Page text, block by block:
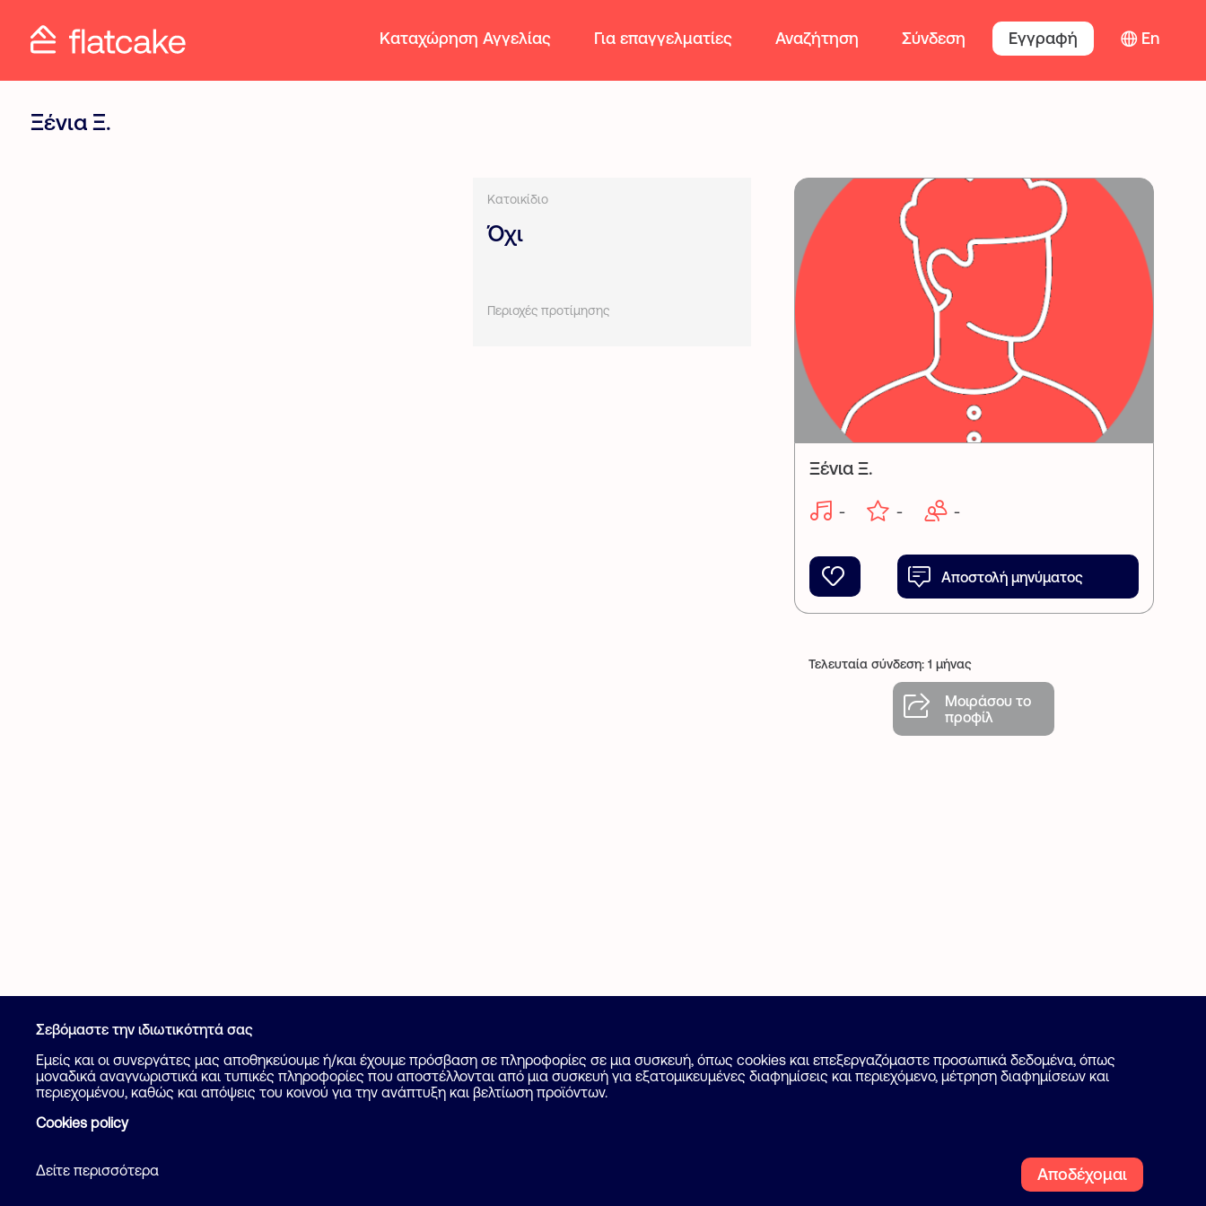
Καταχώρηση Αγγελίας Για επαγγελματίες Αναζήτηση Σύνδεση Εγγραφή En
Ξένια Ξ.
Κατοικίδιο
Όχι
Περιοχές προτίμησης
Ξένια Ξ.
- - -
Αποστολή μηνύματος
Τελευταία σύνδεση: 1 μήνας
Μοιράσου το
προφίλ
Βοήθεια Επικοινωνία Ψάξε επαγγελματία
2026 Flatcake. All rights reserved
Ακολουθήστε μας
Facebook
Σεβόμαστε την ιδιωτικότητά σας
Εμείς και οι συνεργάτες μας αποθηκεύουμε ή/και έχουμε πρόσβαση σε πληροφορίες σε μια συσκευή, όπως cookies και επεξεργαζόμαστε προσωπικά δεδομένα, όπως
μοναδικά αναγνωριστικά και τυπικές πληροφορίες που αποστέλλονται από μια συσκευή για εξατομικευμένες διαφημίσεις και περιεχόμενο, μέτρηση διαφημίσεων και
περιεχομένου, καθώς και απόψεις του κοινού για την ανάπτυξη και βελτίωση προϊόντων.
Cookies policy
Δείτε περισσότερα Αποδέχομαι